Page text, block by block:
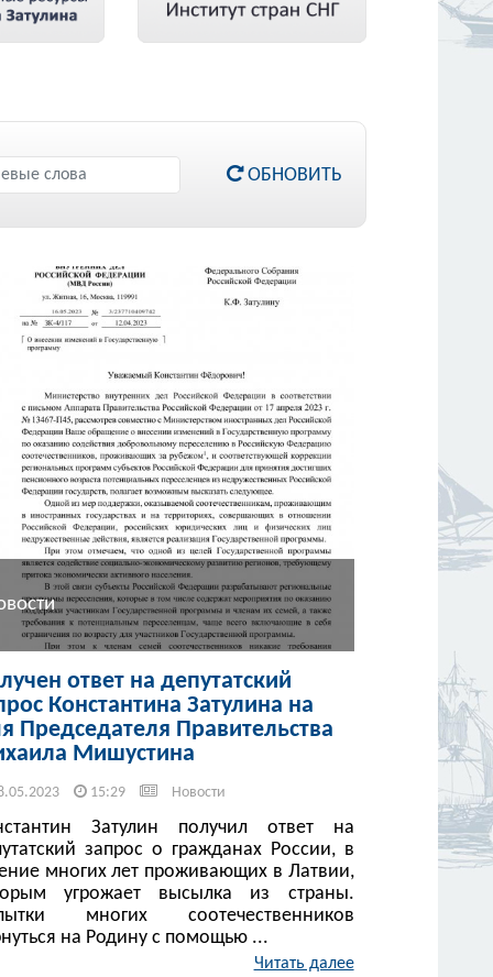
ОБНОВИТЬ
ответ на депутатский
Константина Затулина на
Председателя Правительства
Мишустина
15:29 Новости
Затулин получил ответ на
запрос о гражданах России, в
многих лет проживающих в Латвии,
угрожает высылка из страны.
многих соотечественников
на Родину с помощью ...
Читать далее